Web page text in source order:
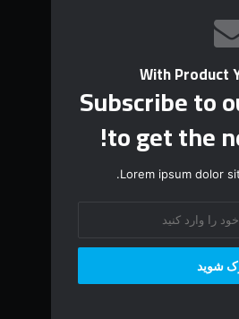
With Product
Subscribe to
to get the
Lorem ipsum dolor